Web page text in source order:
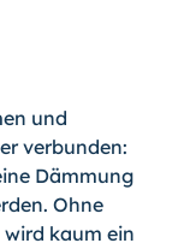
und
verbunden:
Dämmung
Ohne
kaum ein